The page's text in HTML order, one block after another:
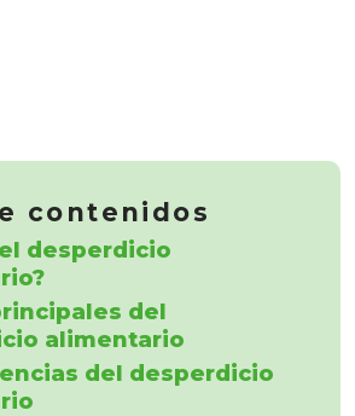
contenidos
desperdicio
del
alimentario
del desperdicio